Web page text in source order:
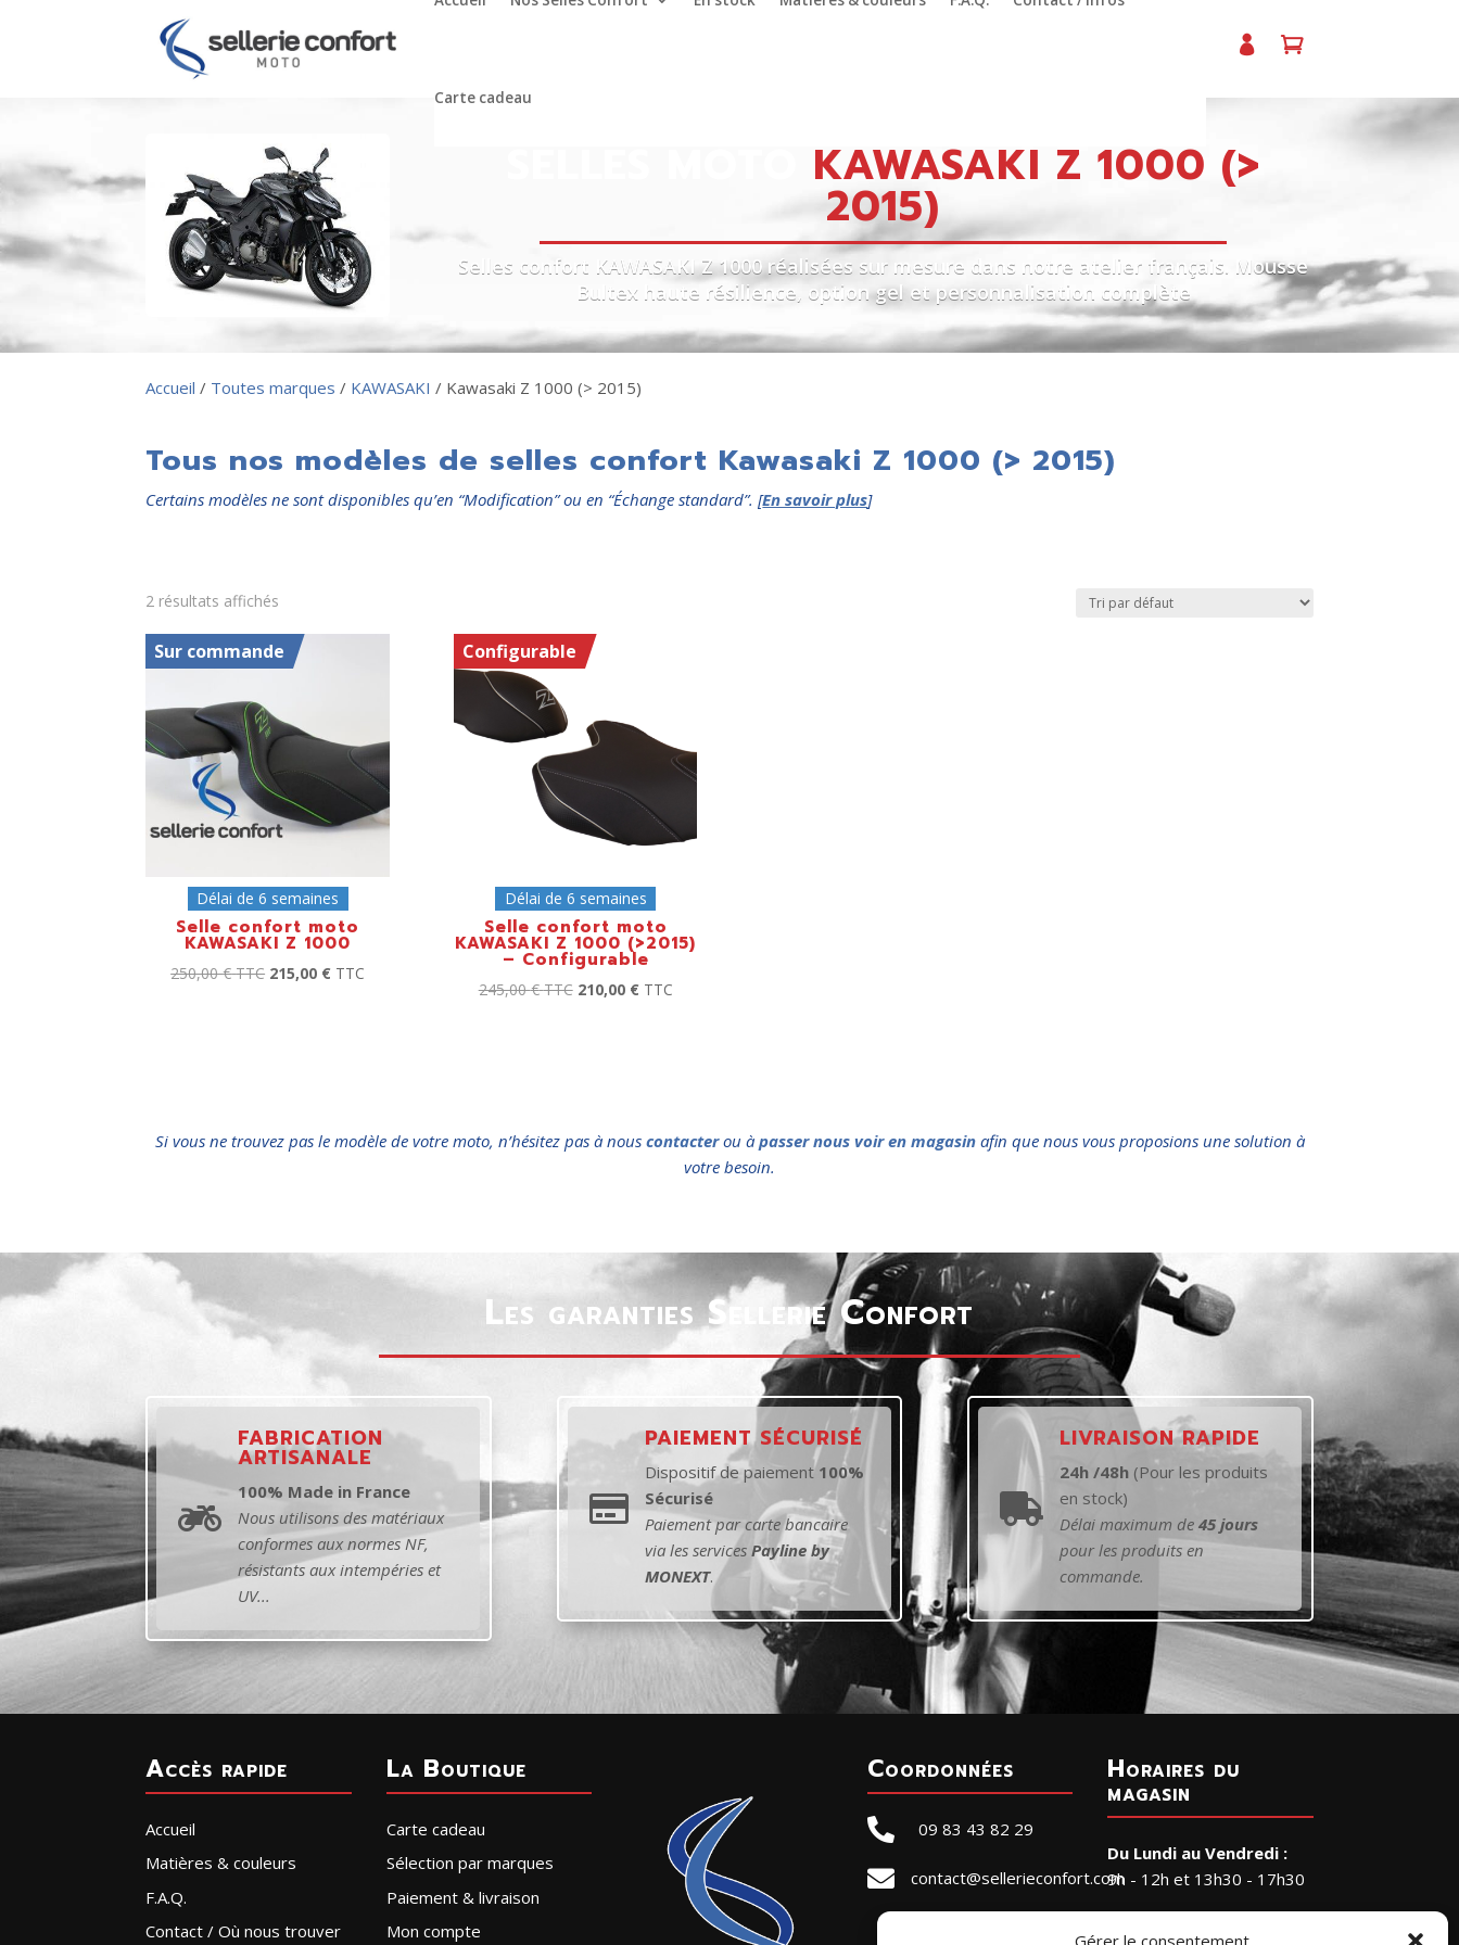
Gérer le consentement
Carte cadeau
KAWASAKI Z 1000 (>
2015)
Selles confort KAWASAKI Z 1000 réalisées sur mesure dans notre atelier français. Mousse
Bultex haute résilience, option gel et personnalisation complète
Accueil / Toutes marques / KAWASAKI / Kawasaki Z 1000 (> 2015)
Tous nos modèles de selles confort Kawasaki Z 1000 (> 2015)
Certains modèles ne sont disponibles qu’en “Modification” ou en “Échange standard”. [En savoir plus]
2 résultats affichés
Sur commande
Délai de 6 semaines
Selle confort moto
KAWASAKI Z 1000
250,00€ TTC 215,00 € TTC
Configurable
Délai de 6 semaines
Selle confort moto
KAWASAKI Z 1000 (>2015)
– Configurable
245,00€ TTC 210,00 € TTC
Si vous ne trouvez pas le modèle de votre moto, n’hésitez pas à nous contacterou à passer nous voir en magasinafin que nous vous proposions une solution à
votre besoin.
Les garanties Sellerie Confort

FABRICATION
ARTISANALE
100% Made in France
Nous utilisons des matériaux
conformes aux normes NF,
résistants aux intempéries et
UV...

PAIEMENT SÉCURISÉ
Dispositif de paiement100%
Sécurisé
Paiement par carte bancaire
via les services Payline by
MONEXT.

LIVRAISON RAPIDE
24h /48h(Pour les produits
en stock)
Délai maximum de 45 jours
pour les produits en
commande.
Accès rapide
Accueil
Matières & couleurs
F.A.Q.
Contact / Où nous trouver
La Boutique
Carte cadeau
Sélection par marques
Paiement & livraison
Mon compte
Coordonnées
 09 83 43 82 29
 contact@sellerieconfort.com
Horaires du
magasin
Du Lundi au Vendredi :
9h - 12h et 13h30 - 17h30